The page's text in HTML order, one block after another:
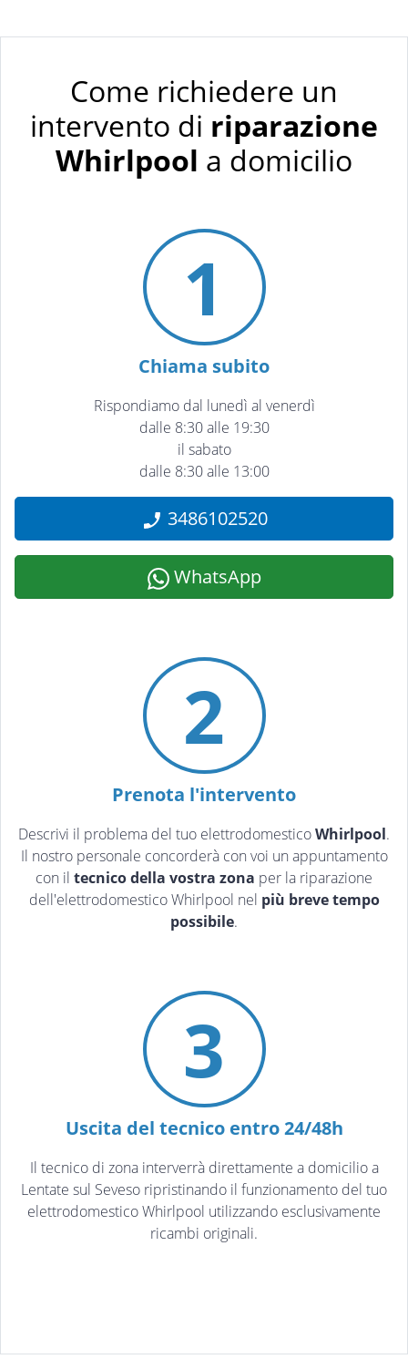
Come richiedere un
intervento di riparazione
Whirlpool a domicilio
1
Chiama subito
Rispondiamo dal lunedì al venerdì
dalle 8:30 alle 19:30
il sabato
dalle 8:30 alle 13:00
3486102520
WhatsApp
2
Prenota l'intervento
Descrivi il problema del tuo elettrodomesticoWhirlpool.
Il nostro personale concorderà con voi un appuntamento
con il tecnico della vostra zona per la riparazione
dell'elettrodomestico Whirlpool nel più breve tempo
possibile.
3
Uscita del tecnico entro 24/48h
Il tecnico di zona interverrà direttamente a domicilio a
Lentate sul Seveso ripristinando il funzionamento del tuo
elettrodomestico Whirlpool utilizzando esclusivamente
ricambi originali.